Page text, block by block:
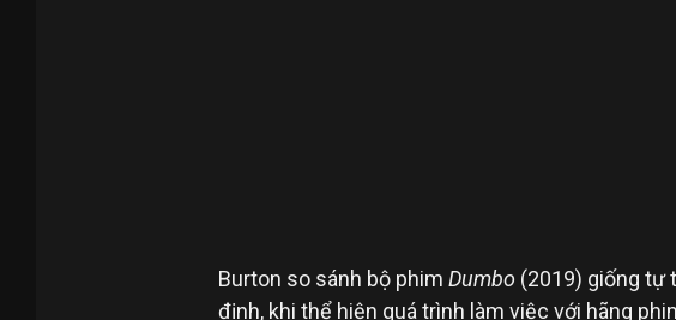
Burton so sánh bộ phim Dumbo (2019) giống tự
định, khi thể hiện quá trình làm việc với hãng